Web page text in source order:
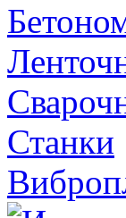
Станки